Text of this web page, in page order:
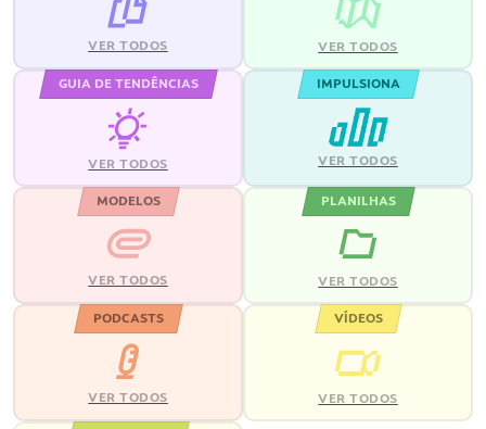
VER TODOS VER TODOS
GUIA DE TENDÊNCIAS
VER TODOS
IMPULSIONA
VER TODOS
MODELOS
VER TODOS
PLANILHAS
VER TODOS
PODCASTS
VER TODOS
VÍDEOS
VER TODOS